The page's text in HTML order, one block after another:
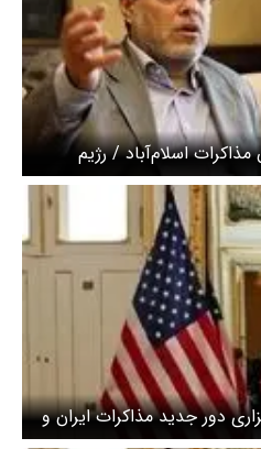
اسلام‌آباد / رژیم
دور جدید مذاکرات ایران و